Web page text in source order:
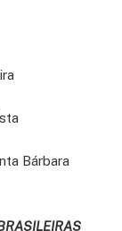
Bárbara